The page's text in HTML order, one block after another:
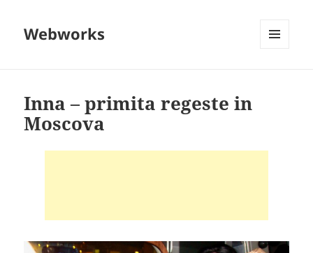
Webworks
Inna – primita regeste in
Moscova